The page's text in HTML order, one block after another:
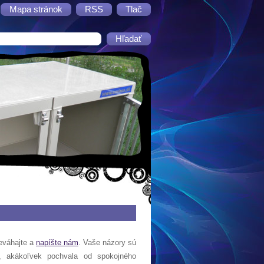
Mapa stránok RSS Tlač
a napíšte nám . Vaše názory sú
pochvala od spokojného